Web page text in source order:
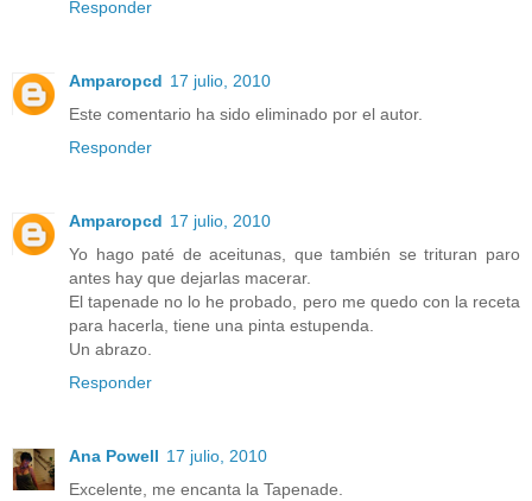
Responder
Amparopcd 17 julio, 2010
Este comentario ha sido eliminado por el autor.
Responder
Amparopcd 17 julio, 2010
Yo hago paté de aceitunas, que también se trituran paro
antes hay que dejarlas macerar.
El tapenade no lo he probado, pero me quedo con la receta
para hacerla, tiene una pinta estupenda.
Un abrazo.
Responder
Ana Powell 17 julio, 2010
Excelente, me encanta la Tapenade.